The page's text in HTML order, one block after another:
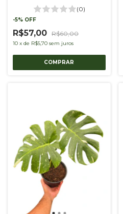
(0)
-5% OFF
R$57,00 R$60,00
10 x de R$5,70 sem juros